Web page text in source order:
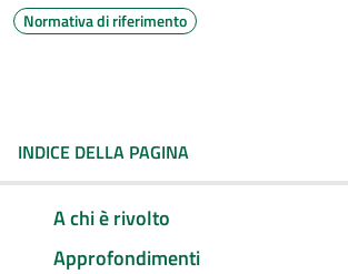
Normativa di riferimento
INDICE DELLA PAGINA
A chi è rivolto
Approfondimenti